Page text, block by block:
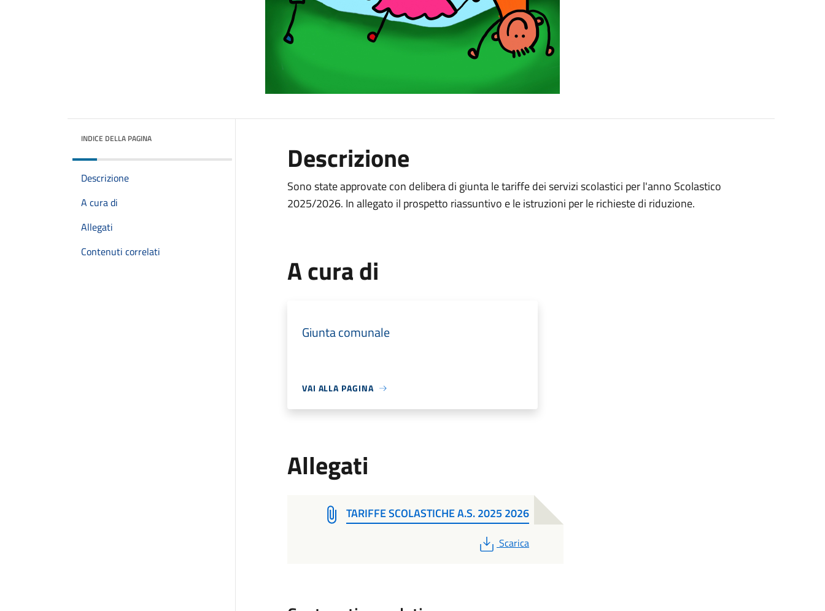
INDICE DELLA PAGINA
Descrizione
A cura di
Allegati
Contenuti correlati
Descrizione
Sono state approvate con delibera di giunta le tariffe dei servizi scolastici per l'anno Scolastico
2025/2026. In allegato il prospetto riassuntivo e le istruzioni per le richieste di riduzione.
A cura di
Giunta comunale
VAI ALLA PAGINA
Allegati
TARIFFE SCOLASTICHE A.S. 2025 2026
PDF
Scarica